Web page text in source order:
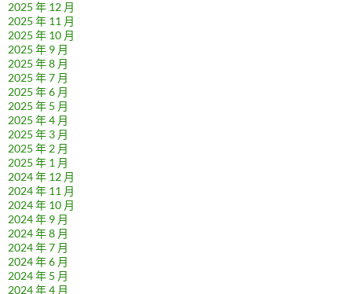
2025 年 12 月
2025 年 11 月
2025 年 10 月
2025 年 9 月
2025 年 8 月
2025 年 7 月
2025 年 6 月
2025 年 5 月
2025 年 4 月
2025 年 3 月
2025 年 2 月
2025 年 1 月
2024 年 12 月
2024 年 11 月
2024 年 10 月
2024 年 9 月
2024 年 8 月
2024 年 7 月
2024 年 6 月
2024 年 5 月
2024 年 4 月